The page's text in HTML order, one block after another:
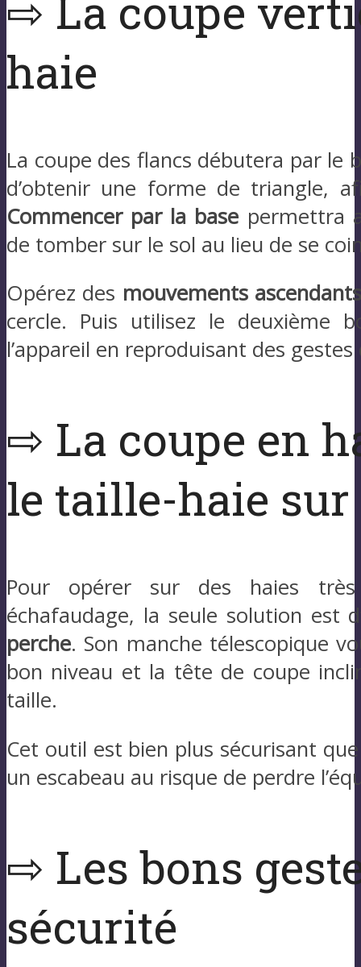
haie
La coupe des flancs débutera par le
d’obtenir une forme de triangle,
Commencer par la base permettra
de tomber sur le sol au lieu de se
Opérez des mouvements
cercle. Puis utilisez le deuxième
l’appareil en reproduisant des
⇨ La coupe en
le taille-haie sur
Pour opérer sur des haies
échafaudage, la seule solution est
perche. Son manche télescopique
bon niveau et la tête de coupe
taille.
Cet outil est bien plus sécurisant
un escabeau au risque de perdre
⇨ Les bons
sécurité